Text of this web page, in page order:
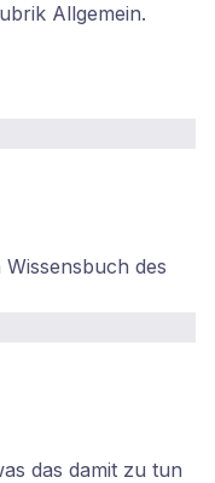
Allgemein.
des
das damit zu tun